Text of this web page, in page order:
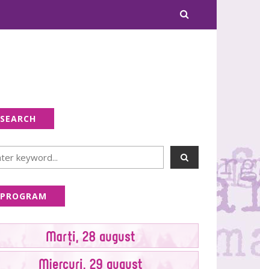
SEARCH
PROGRAM